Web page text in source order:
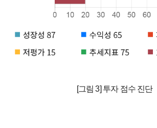
[그림 3] 투자 점수 진단